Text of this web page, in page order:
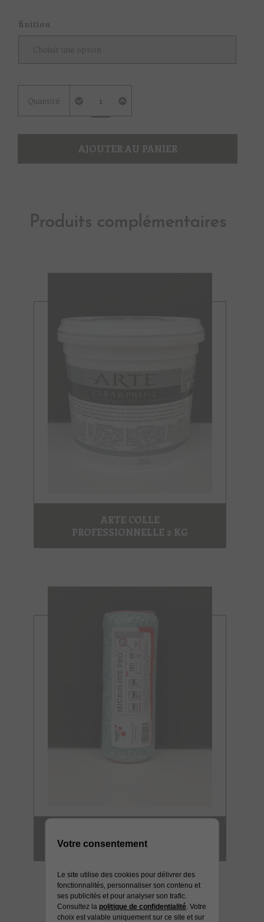
finition
Quantité
de
Birch
Beige
1
AJOUTER AU PANIER
Produits complémentaires
ARTE COLLE
PROFESSIONNELLE 2 KG
MICROFIBRE 12 MM HD
Votre consentement
Le site utilise des cookies pour délivrer des
fonctionnalités, personnaliser son contenu et
ses publicités et pour analyser son trafic.
Consultez la politique de confidentialité . Votre
choix est valable uniquement sur ce site et sur